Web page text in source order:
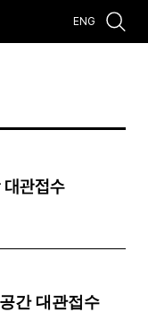
ENG
관접수
간 대관접수